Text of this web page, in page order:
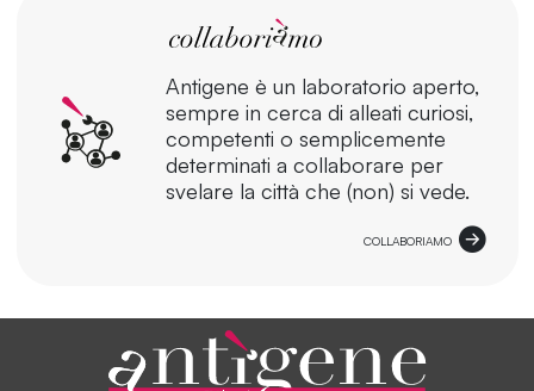
Antigene è un laboratorio aperto,
sempre in cerca di alleati curiosi,
competenti o semplicemente
determinati a collaborare per
svelare la città che (non) si vede.
COLLABORIAMO